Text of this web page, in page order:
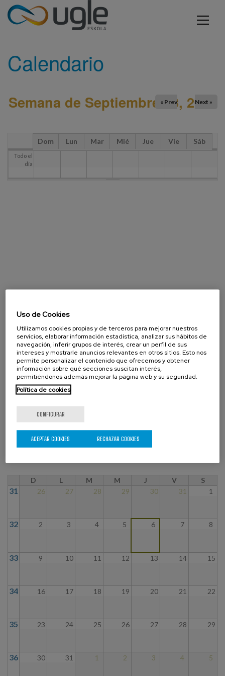
Pasar al contenido principal
Usted está aquí
INICIO CALENDARIO
Calendario
Semana de Septiembre 28, 2025
« Prev Next »
Dom Lun Mar Mié Jue Vie Sáb
Todo el
día
Agosto 2026
D L M M J V S
31 26 27 28 29 30 31 1
32 2 3 4 5 6 7 8
33 9 10 11 12 13 14 15
34 16 17 18 19 20 21 22
35 23 24 25 26 27 28 29
36 30 31 1 2 3 4 5
Uso de Cookies
Utilizamos cookies propias y de terceros para mejorar nuestros
servicios, elaborar información estadística, analizar sus hábitos de
navegación, inferir grupos de interés, crear un perfil de sus
intereses y mostrarle anuncios relevantes en otros sitios. Esto nos
permite personalizar el contenido que ofrecemos y obtener
información sobre qué secciones suscitan interés,
permitiéndonos además mejorar la página web y su seguridad.
Política de cookies
CONFIGURAR
RECHAZAR COOKIES
ACEPTAR COOKIES